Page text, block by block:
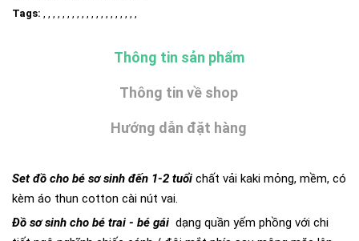
Tags: , , , , , , , , , , , , , , , , , , , ,
Thông tin sản phẩm
Thông tin về shop
Hướng dẫn đặt hàng
Set đồ cho bé sơ sinh đến 1-2 tuổi chất vải kaki mỏng, mềm, có
kèm áo thun cotton cài nút vai.
Đồ sơ sinh cho bé trai - bé gái dạng quần yếm phồng với chi